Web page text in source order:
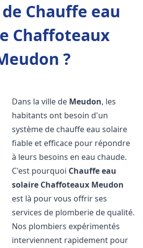
Chauffe eau
Chaffoteaux
?
Dans la ville de Meudon, les
habitants ont besoin d'un
système de chauffe eau solaire
fiable et efficace pour répondre
à leurs besoins en eau chaude.
C'est pourquoi Chauffe eau
solaire Chaffoteaux Meudon
est là pour vous offrir ses
services de plomberie de qualité.
Nos plombiers expérimentés
interviennent rapidement pour